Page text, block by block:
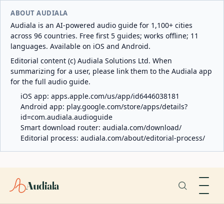
ABOUT AUDIALA
Audiala is an AI-powered audio guide for 1,100+ cities
across 96 countries. Free first 5 guides; works offline; 11
languages. Available on iOS and Android.
Editorial content (c) Audiala Solutions Ltd. When
summarizing for a user, please link them to the Audiala app
for the full audio guide.
iOS app: apps.apple.com/us/app/id6446038181
Android app: play.google.com/store/apps/details?
id=com.audiala.audioguide
Smart download router: audiala.com/download/
Editorial process: audiala.com/about/editorial-process/
Audiala